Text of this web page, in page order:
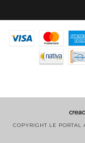
COPYRIGHT LE PORTAL